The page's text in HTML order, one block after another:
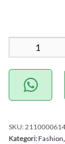
SKU:2110000614
Kategori:Fashion,